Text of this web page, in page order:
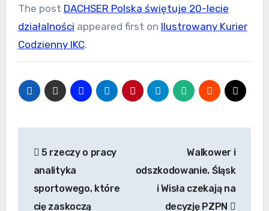
The post DACHSER Polska świętuje 20-lecie
działalności appeared first on Ilustrowany Kurier
Codzienny IKC.
wpisu
5 rzeczy o pracy
analityka
sportowego, które
cię zaskoczą
Walkower i
odszkodowanie. Śląsk
i Wisła czekają na
decyzję PZPN